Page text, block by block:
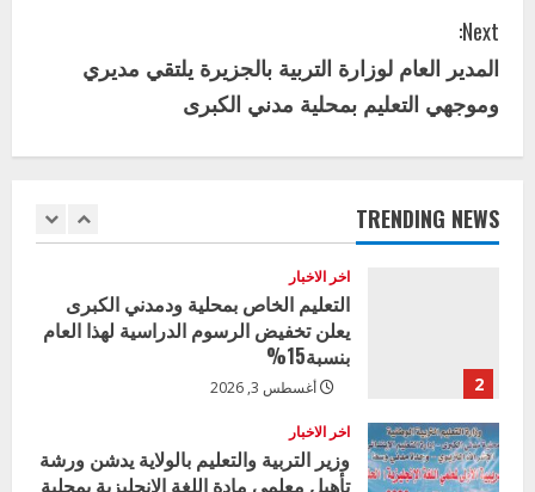
n
t
i
n
u
e
e
a
d
Next:
المدير العام لوزارة التربية بالجزيرة يلتقي مديري
وموجهي التعليم بمحلية مدني الكبرى
TRENDING NEWS
5 يوليو 29, 2026
1
اخر الاخبار
2
اخر الاخبار
التعليم الخاص بمحلية ودمدني الكبرى
يعلن تخفيض الرسوم الدراسية لهذا العام
بنسبة15%
أغسطس 3, 2026
اخر الاخبار
وزير التربية والتعليم بالولاية يدشن ورشة
تأهيل معلمي مادة اللغة الإنجليزية بمحلية